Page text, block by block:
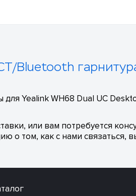
Bluetooth
Yealink WH68 Dual UC
или вам потребуется
о том, как с нами связаться,